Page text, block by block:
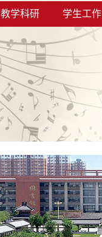
教学科研 学生工作